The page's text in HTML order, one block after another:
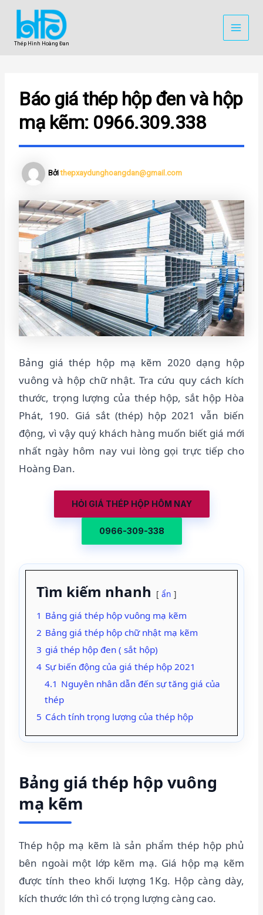
Thép Hình Hoàng Đan
Báo giá thép hộp đen và hộp
mạ kẽm: 0966.309.338
Bởithepxaydunghoangdan@gmail.com
Bảng giá thép hộp mạ kẽm 2020 dạng hộp
vuông và hộp chữ nhật. Tra cứu quy cách kích
thước, trọng lượng của thép hộp, sắt hộp Hòa
Phát, 190. Giá sắt (thép) hộp 2021 vẫn biến
động, vì vậy quý khách hàng muốn biết giá mới
nhất ngày hôm nay vui lòng gọi trực tiếp cho
Hoàng Đan.
HỎI GIÁ THÉP HỘP HÔM NAY
0966-309-338
Tìm kiếm nhanh ẩn
1 Bảng giá thép hộp vuông mạ kẽm
2 Bảng giá thép hộp chữ nhật mạ kẽm
3 giá thép hộp đen ( sắt hộp)
4 Sự biến động của giá thép hộp 2021
4.1 Nguyên nhân dẫn đến sự tăng giá của
thép
5 Cách tính trọng lượng của thép hộp
Bảng giá thép hộp vuông
mạ kẽm
Thép hộp mạ kẽm là sản phẩm thép hộp phủ
bên ngoài một lớp kẽm mạ. Giá hộp mạ kẽm
được tính theo khối lượng 1Kg. Hộp càng dày,
kích thước lớn thì có trọng lượng càng cao.